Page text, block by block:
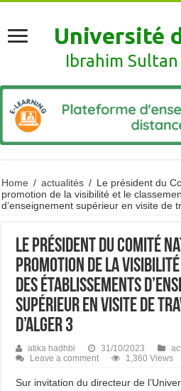
Université
Ibrahim
Home / actualités / Le président du
promotion de la visibilité et le
d’enseignement supérieur en visite de
Le président du Comité
promotion de la
des établissements
supérieur en visite de
d’Alger 3
atika hadhbi 31/10/2023
Leave a comment
1,360 Views
Sur invitation du directeur de